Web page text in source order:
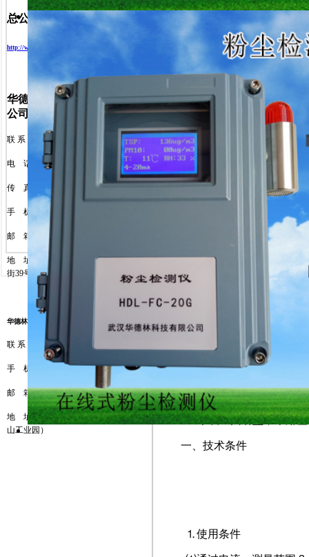
总公司网页 http://www.whhdlkj.com
http://www.hdl69.com
华德林科技（鞍山）有限
公司
联 系 人 :汪
电 话 : 0412-7130318
传 真 : 0412-7130318
手 机 : 13304921098
邮 箱 ：
地 址
辽宁省鞍山市铁西区陶官
街39号
华德林科技（上海）有限公司
联 系 人 ： 林 博
手 机 ： 13817760448
邮 箱 ：hdlkj69@163.com
地
址 ：上海市宝山区沪太路（宝
山工业园）
WKD-6-K
系列两线制回
微处理器，通过两按键操
20mA信号所对应的数量
本表呈园饼型，采用
一、技术条件
⒈使用条件